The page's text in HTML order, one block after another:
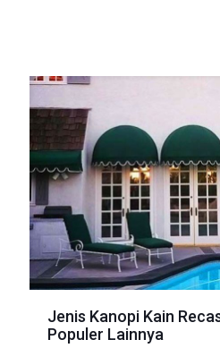
Jenis Kanopi Kain
Populer Lainnya